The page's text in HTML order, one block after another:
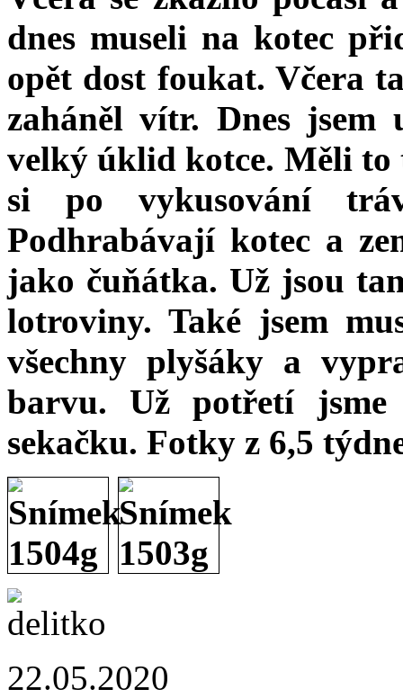
dnes museli na kotec
opět dost foukat. Včera
zaháněl vítr. Dnes jsem
velký úklid kotce. Měli to
si po vykusování
Podhrabávají kotec a
jako čuňátka. Už jsou
lotroviny. Také jsem
všechny plyšáky a
barvu. Už potřetí
sekačku. Fotky z 6,5
22.05.2020